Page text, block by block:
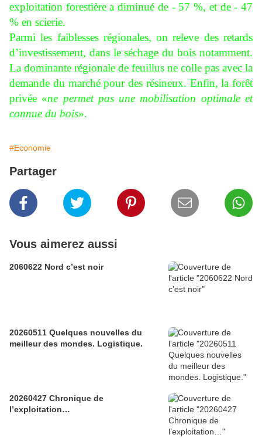
exploitation forestière a diminué de - 57 %, et de - 47
% en scierie.
Parmi les faiblesses régionales, on releve des retards
d’investissement, dans le séchage du bois notamment.
La dominante régionale de feuillus ne colle pas avec la
demande du marché pour des résineux. Enfin, la forêt
privée «ne permet pas une mobilisation optimale et
connue du bois».
#Economie
Partager
Vous aimerez aussi
2060622 Nord c’est noir
20260511 Quelques nouvelles du
meilleur des mondes. Logistique.
20260427 Chronique de
l’exploitation…